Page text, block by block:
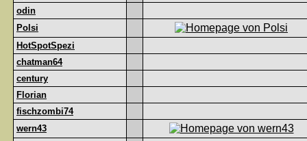
odin
Polsi
HotSpotSpezi
chatman64
century
Florian
fischzombi74
wern43